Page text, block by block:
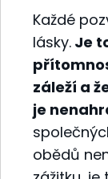
Každé
lásky. Je
záleží a
je
obědů